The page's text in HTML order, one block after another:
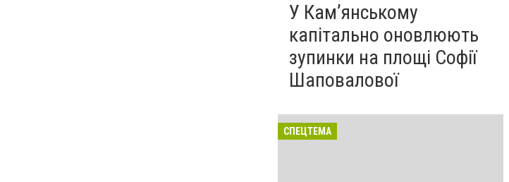
У Кам’янському
капітально оновлюють
зупинки на площі Софії
Шаповалової
СПЕЦТЕМА